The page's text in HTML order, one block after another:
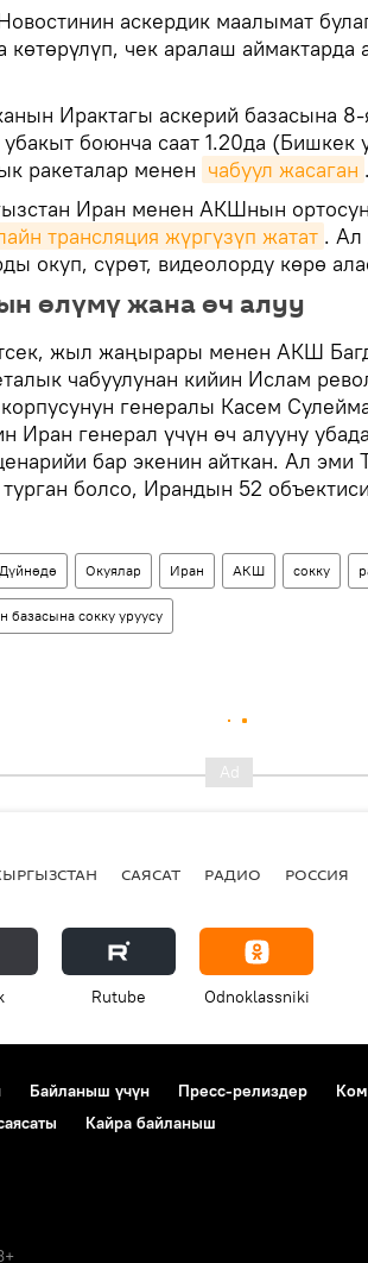
аскердик маалымат
көтөрүлүп, чек аралаш
Ирактагы аскерий базасына 8-
боюнча саат 1.20да (Бишкек
ракеталар менен чабуул жасаган .
Иран менен АКШнын
трансляция жүргүзүп жатат . Ал
окуп, сүрөт, видеолорду көрө
өлүмү жана өч алуу
жыл жаңырары менен АКШ
чабуулунан кийин Ислам
корпусунун генералы Касем
Иран генерал үчүн өч алууну
бар экенин айткан. Ал эми
турган болсо, Ирандын 52
Дүйнөдө Окуялар Иран АКШ сокку
сокку уруусу
САЯСАТ РАДИО РОССИЯ
Rutube Odnoklassniki
Байланыш үчүн Пресс-релиздер
Кайра байланыш